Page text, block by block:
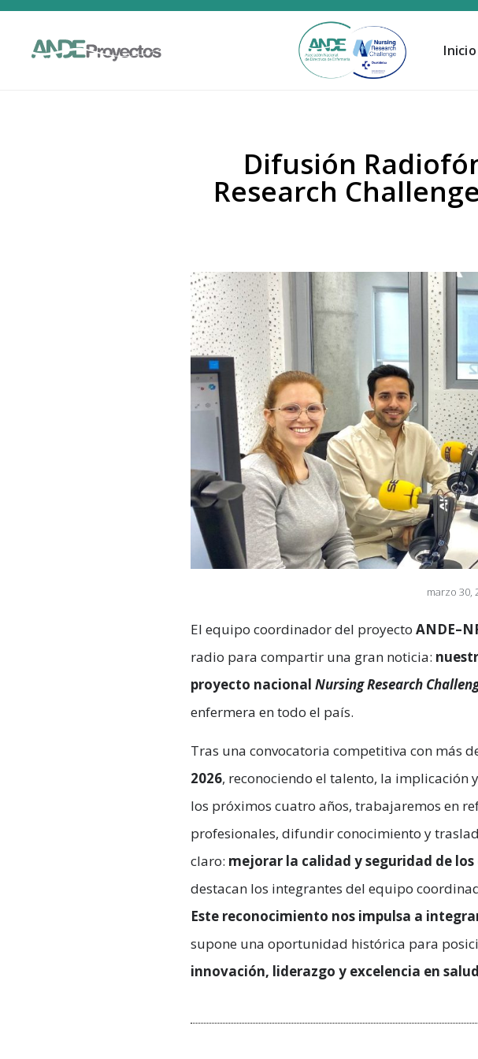
Inicio
Difusión
Research
marzo 30,
El equipo coordinador del proyecto
radio para compartir una gran noticia:
proyecto nacional Nursing Research
enfermera en todo el país.
Tras una convocatoria competitiva con más
2026, reconociendo el talento, la implicación
los próximos cuatro años, trabajaremos en
profesionales, difundir conocimiento y
claro: mejorar la calidad y seguridad de
destacan los integrantes del equipo
Este reconocimiento nos impulsa a
supone una oportunidad histórica para
innovación, liderazgo y excelencia en salud